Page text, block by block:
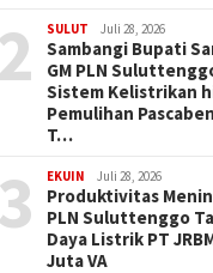
SULUT Juli 28, 2026
Sambangi Bupati
GM PLN
Sistem Kelistrikan
Pemulihan
T…
EKUIN Juli 28, 2026
Produktivitas
PLN Suluttenggo
Daya Listrik PT
Juta VA